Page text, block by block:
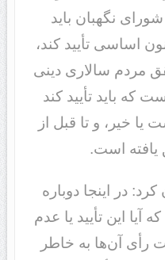
نگهبان باید
اساسی تأیید کند،
مردم سالاری دینی
که باید تأیید کند
خیر، و تا قبل از
یافته است.
در اینجا دوباره
این تأیید یا عدم
رأی آن‌ها به خاطر